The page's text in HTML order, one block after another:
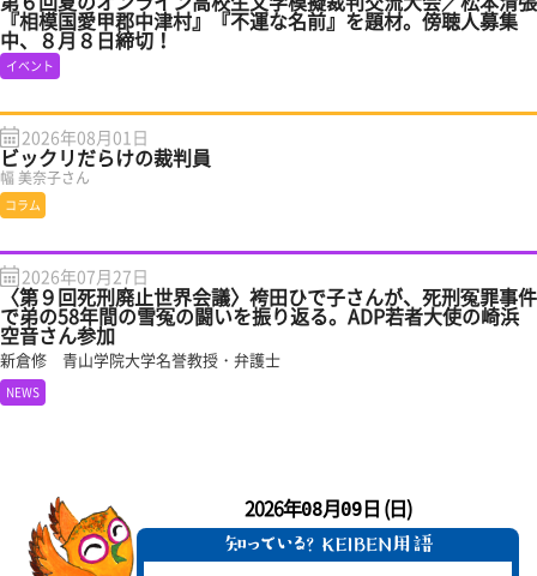
『相模国愛甲郡中津村』『不運な名前』を題材。傍聴人募集
中、８月８日締切！
イベント
2026年08月01日
ビックリだらけの裁判員
幅 美奈子さん
コラム
2026年07月27日
〈第９回死刑廃止世界会議〉袴田ひで子さんが、死刑冤罪事件
で弟の58年間の雪冤の闘いを振り返る。ADP若者大使の崎浜
空音さん参加
新倉修 青山学院大学名誉教授・弁護士
NEWS
2026年08月09日 (日)